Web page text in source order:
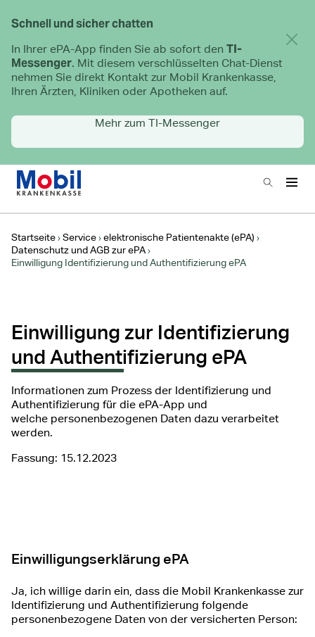
Schnell und sicher chatten
In Ihrer ePA-App finden Sie ab sofort den TI-
Messenger. Mit diesem verschlüsselten Chat-Dienst
nehmen Sie direkt Kontakt zur Mobil Krankenkasse,
Ihren Ärzten, Kliniken oder Apotheken auf.
Mehr zum TI-Messenger
Hauptnavigation
Suchen
Startseite Service
elektronische Patientenakte (ePA)
Datenschutz und AGB zur ePA
Einwilligung Identifizierung und Authentifizierung ePA
Einwilligung zur Identifizierung
und Authentifizierung ePA
Informationen zum Prozess der Identifizierung und
Authentifizierung für die ePA-App und
welche personenbezogenen Daten dazu verarbeitet
werden.
Fassung: 15.12.2023
Einwilligungserklärung ePA
Ja, ich willige darin ein, dass die Mobil Krankenkasse zur
Identifizierung und Authentifizierung folgende
personenbezogene Daten von der versicherten Person: